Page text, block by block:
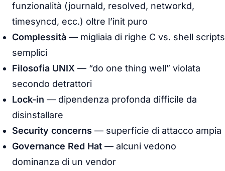
funzionalità (journald, resolved, networkd,
timesyncd, ecc.) oltre l’init puro
Complessità — migliaia di righe C vs. shell scripts
semplici
Filosofia UNIX — “do one thing well” violata
secondo detrattori
Lock-in — dipendenza profonda difficile da
disinstallare
Security concerns — superficie di attacco ampia
Governance Red Hat — alcuni vedono
dominanza di un vendor